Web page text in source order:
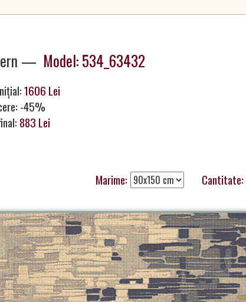
— Model: 534_63432
1606 Lei
-45%
883 Lei
Marime: Cantitate: